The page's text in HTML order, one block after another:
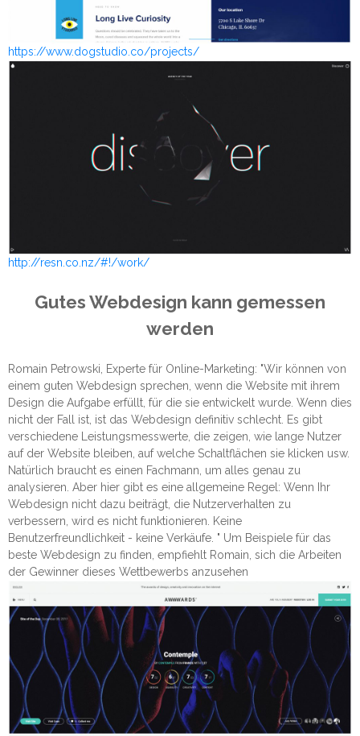
https://www.dogstudio.co/projects/
http://resn.co.nz/#!/work/
Gutes Webdesign kann gemessen
werden
Romain Petrowski, Experte für Online-Marketing: "Wir können von
einem guten Webdesign sprechen, wenn die Website mit ihrem
Design die Aufgabe erfüllt, für die sie entwickelt wurde. Wenn dies
nicht der Fall ist, ist das Webdesign definitiv schlecht. Es gibt
verschiedene Leistungsmesswerte, die zeigen, wie lange Nutzer
auf der Website bleiben, auf welche Schaltflächen sie klicken usw.
Natürlich braucht es einen Fachmann, um alles genau zu
analysieren. Aber hier gibt es eine allgemeine Regel: Wenn Ihr
Webdesign nicht dazu beiträgt, die Nutzerverhalten zu
verbessern, wird es nicht funktionieren. Keine
Benutzerfreundlichkeit - keine Verkäufe. " Um Beispiele für das
beste Webdesign zu finden, empfiehlt Romain, sich die Arbeiten
der Gewinner dieses Wettbewerbs anzusehen